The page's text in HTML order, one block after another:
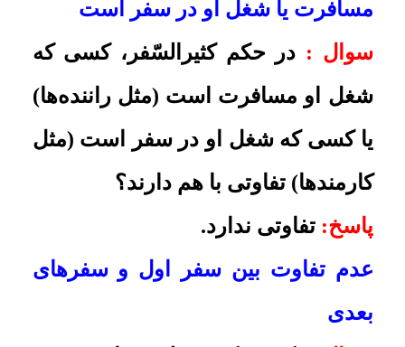
السفر محسوب می‌شود؟ پاسخ:
حد 4 فرسخ می‌رسد، نماز او تمام
است و روزه باید بگیرد و اگر به حد
چهار فرسخ نرسد که اصلاً مسافر
شرعی نیست
منظم نبودن سفر
سوال :کسی که به واسطۀ شغل خود
در هفته چند بار باید به مأموریت برون
شهری که بیش از چهار فرسخ است،
برود، آیا می‌تواند نماز خود را تمام